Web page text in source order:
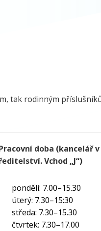
tak rodinným
doba (kancelář
Vchod „J“)
pondělí: 7.00–15.30
úterý: 7.30–15:30
středa: 7.30–15.30
čtvrtek: 7.30–17.00